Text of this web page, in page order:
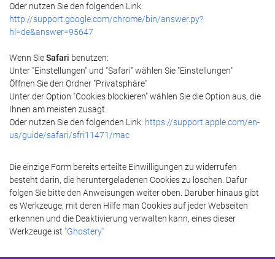
Oder nutzen Sie den folgenden Link:
http://support.google.com/chrome/bin/answer.py?
hl=de&answer=95647
Wenn SieSafari benutzen:
Unter "Einstellungen" und "Safari" wählen Sie "Einstellungen"
Öffnen Sie den Ordner "Privatsphäre"
Unter der Option "Cookies blockieren" wählen Sie die Option aus, die
Ihnen am meisten zusagt
Oder nutzen Sie den folgenden Link: https://support.apple.com/en-
us/guide/safari/sfri11471/mac
Die einzige Form bereits erteilte Einwilligungen zu widerrufen
besteht darin, die heruntergeladenen Cookies zu löschen. Dafür
folgen Sie bitte den Anweisungen weiter oben. Darüber hinaus gibt
es Werkzeuge, mit deren Hilfe man Cookies auf jeder Webseiten
erkennen und die Deaktivierung verwalten kann, eines dieser
Werkzeuge ist "Ghostery"